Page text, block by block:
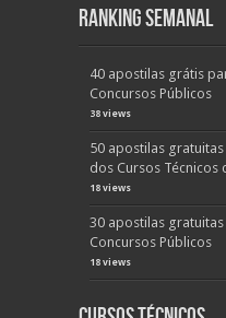
Ranking Semanal
40 apostilas grátis
Concursos Públicos
38 views
50 apostilas
dos Cursos Técnicos
18 views
30 apostilas
Concursos Públicos
18 views